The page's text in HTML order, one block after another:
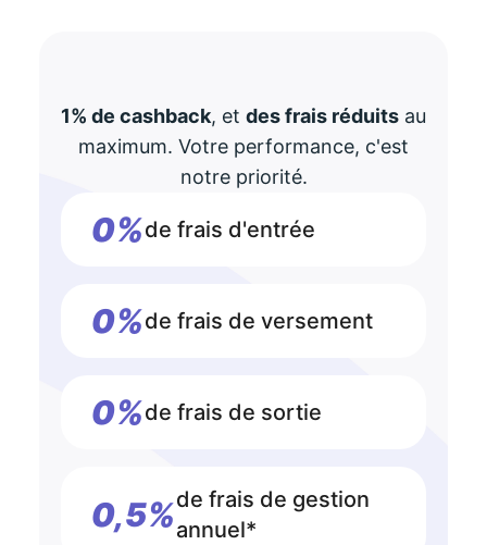
1% de cashback, et des frais réduits au
maximum. Votre performance, c'est
notre priorité.
0%de frais d'entrée
0%de frais de versement
0%de frais de sortie
0,5%de frais de gestion
annuel*